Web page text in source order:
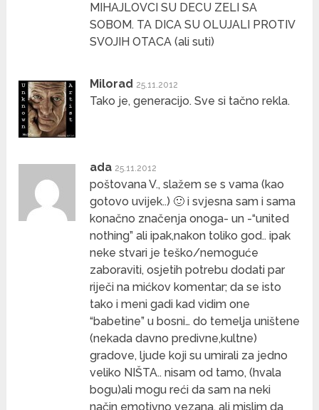
MIHAJLOVCI SU DECU ZELI SA
SOBOM. TA DICA SU OLUJALI PROTIV
SVOJIH OTACA (ali suti)
Milorad 25.11.2012
Tako je, generacijo. Sve si tačno rekla.
ada 25.11.2012
poštovana V., slažem se s vama (kao
gotovo uvijek..) 🙂 i svjesna sam i sama
konačno značenja onoga- un -“united
nothing” ali ipak,nakon toliko god.. ipak
neke stvari je teško/nemoguće
zaboraviti, osjetih potrebu dodati par
riječi na mićkov komentar; da se isto
tako i meni gadi kad vidim one
“babetine” u bosni… do temelja uništene
(nekada davno predivne,kultne)
gradove, ljude koji su umirali za jedno
veliko NIŠTA.. nisam od tamo, (hvala
bogu)ali mogu reći da sam na neki
način emotivno vezana, ali mislim da